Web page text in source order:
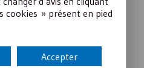
Dalloz – 68 cours
cookies » présent en pied
Accepter